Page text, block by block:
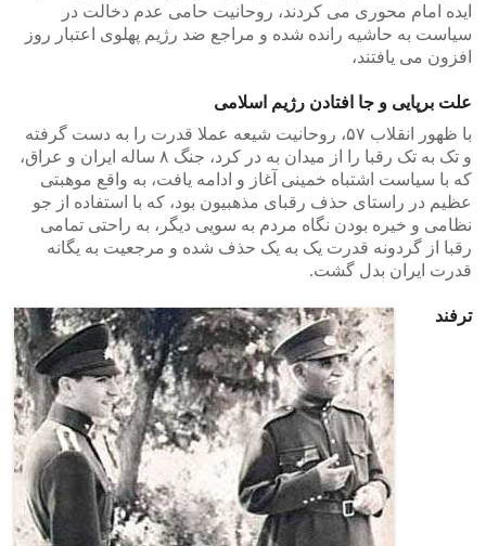
ایده امام محوری می کردند، روحانیت حامی عدم دخالت در
سیاست به حاشیه رانده شده و مراجع ضد رژیم پهلوی اعتبار روز
افزون می یافتند،
علت برپایی و جا افتادن رژیم اسلامی
با ظهور انقلاب ۵۷، روحانیت شیعه عملا قدرت را به دست گرفته
و تک به تک رقبا را از میدان به در کرد، جنگ ۸ ساله ایران و عراق،
که با سیاست اشتباه خمینی آغاز و ادامه یافت، به واقع موهبتی
عظیم در راستای حذف رقبای مذهبیون بود، که با استفاده از جو
نظامی و خیره بودن نگاه مردم به سویی دیگر، به راحتی تمامی
رقبا از گردونه قدرت یک به یک حذف شده و مرجعیت به یگانه
قدرت ایران بدل گشت.
ترفند